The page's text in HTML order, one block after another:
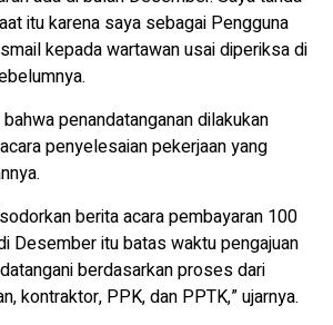
itu karena saya sebagai Pengguna
kepada wartawan usai diperiksa di
penandatanganan dilakukan
penyelesaian pekerjaan yang
berita acara pembayaran 100
Desember itu batas waktu pengajuan
berdasarkan proses dari
kontraktor, PPK, dan PPTK,” ujarnya.